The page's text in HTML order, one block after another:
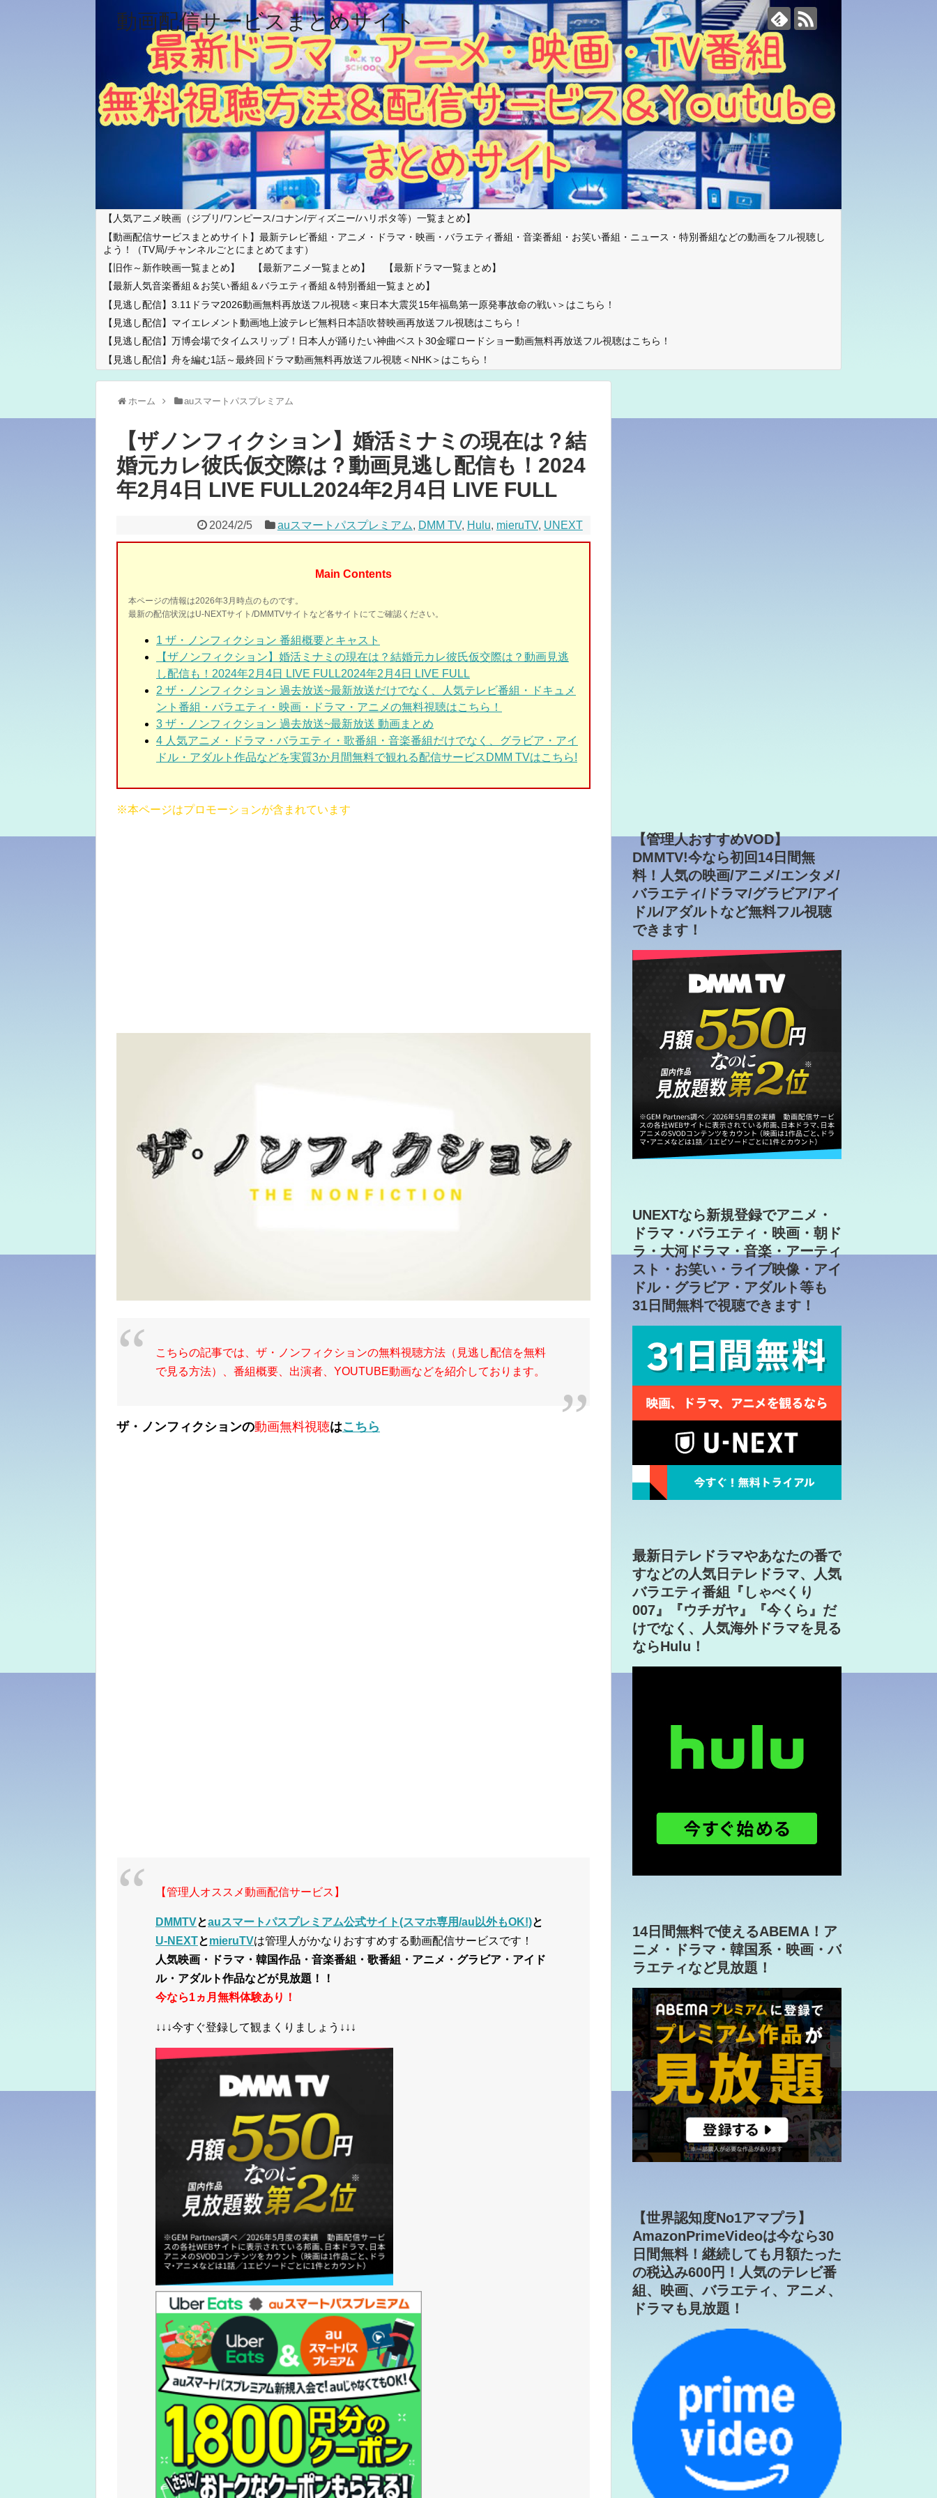
動画配信サービスまとめサイト
【人気アニメ映画（ジブリ/ワンピース/コナン/ディズニー/ハリポタ等）一覧まとめ】
【動画配信サービスまとめサイト】最新テレビ番組・アニメ・ドラマ・映画・バラエティ番組・音楽番組・お笑い番組・ニュース・特別番組などの動画をフル視聴し
よう！（TV局/チャンネルごとにまとめてます）
【旧作～新作映画一覧まとめ】
【最新アニメ一覧まとめ】
【最新ドラマ一覧まとめ】
【最新人気音楽番組＆お笑い番組＆バラエティ番組＆特別番組一覧まとめ】
【見逃し配信】3.11ドラマ2026動画無料再放送フル視聴＜東日本大震災15年福島第一原発事故命の戦い＞はこちら！
【見逃し配信】マイエレメント動画地上波テレビ無料日本語吹替映画再放送フル視聴はこちら！
【見逃し配信】万博会場でタイムスリップ！日本人が踊りたい神曲ベスト30金曜ロードショー動画無料再放送フル視聴はこちら！
【見逃し配信】舟を編む1話～最終回ドラマ動画無料再放送フル視聴＜NHK＞はこちら！
ホーム auスマートパスプレミアム
【ザノンフィクション】婚活ミナミの現在は？結
婚元カレ彼氏仮交際は？動画見逃し配信も！2024
年2月4日 LIVE FULL2024年2月4日 LIVE FULL
2024/2/5 auスマートパスプレミアム, DMM TV, Hulu, mieruTV, UNEXT
Main Contents
本ページの情報は2026年3月時点のものです。
最新の配信状況はU-NEXTサイト/DMMTVサイトなど各サイトにてご確認ください。
1 ザ・ノンフィクション 番組概要とキャスト
【ザノンフィクション】婚活ミナミの現在は？結婚元カレ彼氏仮交際は？動画見逃
し配信も！2024年2月4日 LIVE FULL2024年2月4日 LIVE FULL
2 ザ・ノンフィクション 過去放送~最新放送だけでなく、人気テレビ番組・ドキュメ
ント番組・バラエティ・映画・ドラマ・アニメの無料視聴はこちら！
3 ザ・ノンフィクション 過去放送~最新放送 動画まとめ
4 人気アニメ・ドラマ・バラエティ・歌番組・音楽番組だけでなく、グラビア・アイ
ドル・アダルト作品などを実質3か月間無料で観れる配信サービスDMM TVはこちら!
※本ページはプロモーションが含まれています
こちらの記事では、ザ・ノンフィクションの無料視聴方法（見逃し配信を無料
で見る方法）、番組概要、出演者、YOUTUBE動画などを紹介しております。
ザ・ノンフィクションの動画無料視聴はこちら
【管理人オススメ動画配信サービス】
DMMTVとauスマートパスプレミアム公式サイト(スマホ専用/au以外もOK!)と
U-NEXTとmieruTVは管理人がかなりおすすめする動画配信サービスです！
人気映画・ドラマ・韓国作品・音楽番組・歌番組・アニメ・グラビア・アイド
ル・アダルト作品などが見放題！！
今なら1ヵ月無料体験あり！
↓↓↓今すぐ登録して観まくりましょう↓↓↓
【管理人おすすめVOD】
DMMTV!今なら初回14日間無
料！人気の映画/アニメ/エンタメ/
バラエティ/ドラマ/グラビア/アイ
ドル/アダルトなど無料フル視聴
できます！
UNEXTなら新規登録でアニメ・
ドラマ・バラエティ・映画・朝ド
ラ・大河ドラマ・音楽・アーティ
スト・お笑い・ライブ映像・アイ
ドル・グラビア・アダルト等も
31日間無料で視聴できます！
最新日テレドラマやあなたの番で
すなどの人気日テレドラマ、人気
バラエティ番組『しゃべくり
007』『ウチガヤ』『今くら』だ
けでなく、人気海外ドラマを見る
ならHulu！
14日間無料で使えるABEMA！ア
ニメ・ドラマ・韓国系・映画・バ
ラエティなど見放題！
【世界認知度No1アマプラ】
AmazonPrimeVideoは今なら30
日間無料！継続しても月額たった
の税込み600円！人気のテレビ番
組、映画、バラエティ、アニメ、
ドラマも見放題！